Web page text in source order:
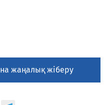
жаңалық жіберу